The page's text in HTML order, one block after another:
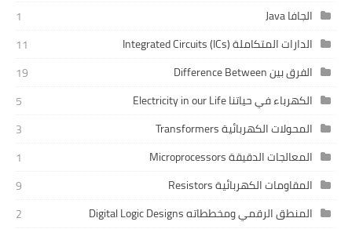
الجافا Java
1
الدارات المتكاملة Integrated Circuits (ICs)
11
الفرق بين Difference Between
19
الكهرباء في حياتنا Electricity in our Life
5
المحولات الكهربائية Transformers
3
المعالجات الدقيقة Microprocessors
1
المقاومات الكهربائية Resistors
9
المنطق الرقمي ومخططاته Digital Logic Designs
2